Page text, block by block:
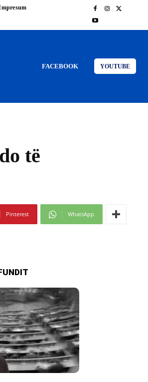
FACEBOOK YOUTUBE
të
Pinterest WhatsApp